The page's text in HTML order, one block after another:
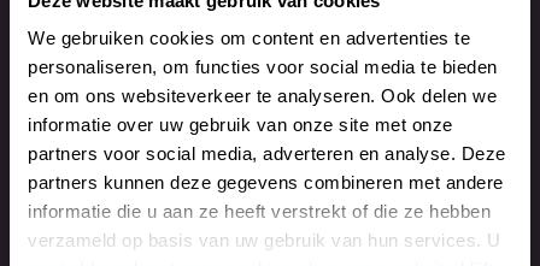
We gebruiken cookies om content en advertenties te
personaliseren, om functies voor social media te bieden
en om ons websiteverkeer te analyseren. Ook delen we
informatie over uw gebruik van onze site met onze
partners voor social media, adverteren en analyse. Deze
partners kunnen deze gegevens combineren met andere
informatie die u aan ze heeft verstrekt of die ze hebben
verzameld op basis van uw gebruik van hun services. U
Doorvertaling naar
campagne creatie
Uitwerking van het concept naar
concrete communicatiemiddelen